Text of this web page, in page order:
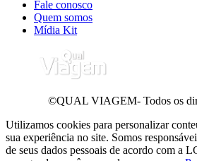
Fale conosco
Quem somos
Mídia Kit
©QUAL VIAGEM- Todos os
Utilizamos cookies para personalizar
sua experiência no site. Somos
de seus dados pessoais de acordo com a